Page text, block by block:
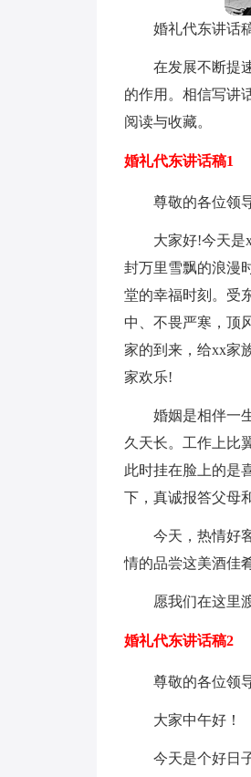
婚礼代东讲话
在发展不断提
的作用。相信写讲
阅读与收藏。
婚礼代东讲话稿1
尊敬的各位领
大家好!今天是
封万里雪飘的浪漫
堂的幸福时刻。受
中、不畏严寒，顶
家的到来，给xx家
家欢乐!
婚姻是相伴一
久天长。工作上比
此时挂在脸上的是
下，真诚报答父母
今天，热情好
情的品尝这美酒佳
愿我们在这里
婚礼代东讲话稿2
尊敬的各位领
大家中午好！
今天是个好日